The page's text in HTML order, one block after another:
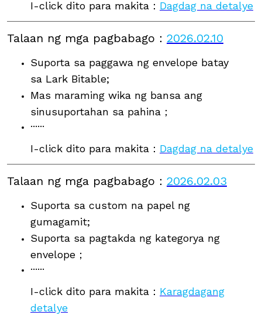
I-click dito para makita： Dagdag na detalye
Talaan ng mga pagbabago ： 2026.02.10
Suporta sa paggawa ng envelope batay
sa Lark Bitable;
Mas maraming wika ng bansa ang
sinusuportahan sa pahina；
······
I-click dito para makita： Dagdag na detalye
Talaan ng mga pagbabago ： 2026.02.03
Suporta sa custom na papel ng
gumagamit;
Suporta sa pagtakda ng kategorya ng
envelope；
······
I-click dito para makita： Karagdagang
detalye